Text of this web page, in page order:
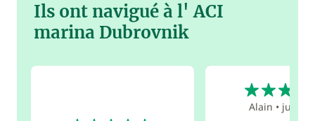
Ils ont navigué à l' ACI
marina Dubrovnik
Alain • juil.